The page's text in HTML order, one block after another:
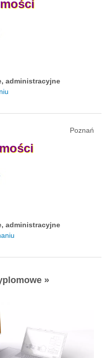
administracyjne
Poznań
administracyjne
»